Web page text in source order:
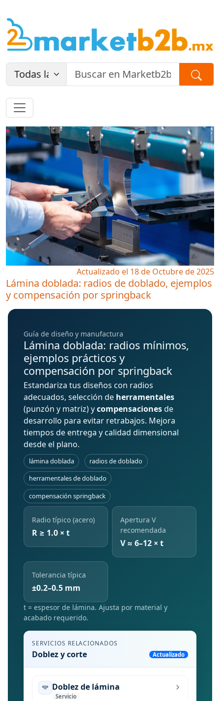
Actualizado el 18 de Octubre de 2025
Lámina doblada: radios de doblado, ejemplos
y compensación por springback
Guía de diseño y manufactura
Lámina doblada: radios mínimos,
ejemplos prácticos y
compensación por springback
Estandariza tus diseños con radios
adecuados, selección de herramentales
(punzón y matriz) ycompensacionesde
desarrollo para evitar retrabajos. Mejora
tiempos de entrega y calidad dimensional
desde el plano.
lámina doblada
radios de doblado
herramentales de doblado
compensación springback
Radio típico (acero)
R ≥ 1.0 × t
Apertura V
recomendada
V ≈ 6–12 × t
Tolerancia típica
±0.2–0.5 mm
t = espesor de lámina. Ajusta por material y
acabado requerido.
SERVICIOS RELACIONADOS
Doblez y corte Actualizado
Doblez de lámina
Servicio